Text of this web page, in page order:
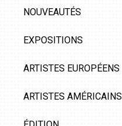
NOUVEAUTÉS
EXPOSITIONS
ARTISTES EUROPÉENS
ARTISTES AMÉRICAINS